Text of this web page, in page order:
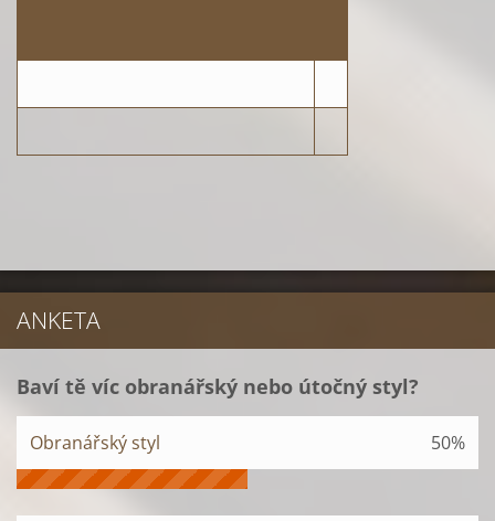
ANKETA
Baví tě víc obranářský nebo útočný styl?
Obranářský styl 50%